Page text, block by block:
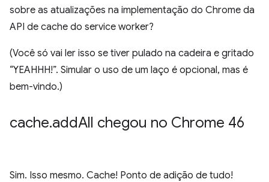
sobre as atualizações na implementação do Chrome da
API de cache do service worker?
(Você só vai ler isso se tiver pulado na cadeira e gritado
“YEAHHH!”. Simular o uso de um laço é opcional, mas é
bem-vindo.)
cache.addAll chegou no Chrome 46
Sim. Isso mesmo. Cache! Ponto de adição de tudo!